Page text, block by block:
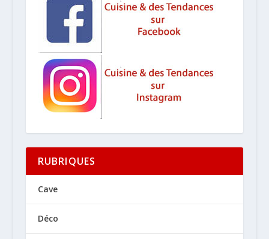
RUBRIQUES
Cave
Déco